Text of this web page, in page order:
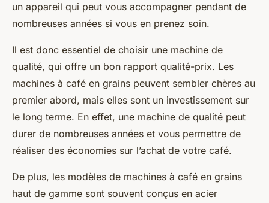
un appareil qui peut vous accompagner pendant de
nombreuses années si vous en prenez soin.
Il est donc essentiel de choisir une machine de
qualité, qui offre un bon rapport qualité-prix. Les
machines à café en grains peuvent sembler chères au
premier abord, mais elles sont un investissement sur
le long terme. En effet, une machine de qualité peut
durer de nombreuses années et vous permettre de
réaliser des économies sur l’achat de votre café.
De plus, les modèles de machines à café en grains
haut de gamme sont souvent conçus en acier